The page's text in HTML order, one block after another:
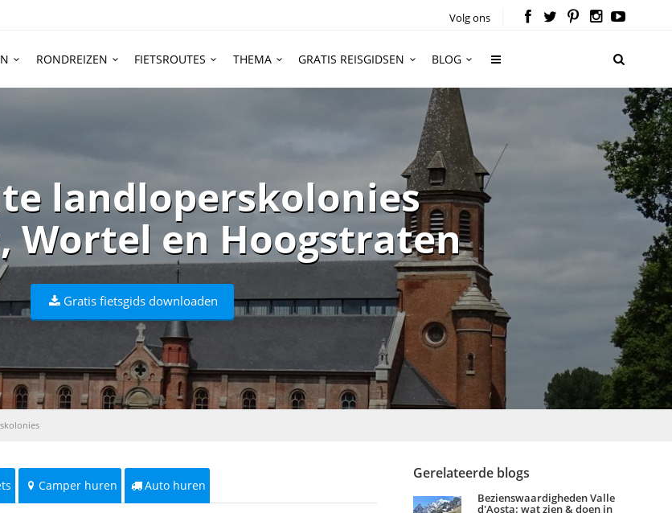
Volg ons
RONDREIZEN FIETSROUTES THEMA GRATIS REISGIDSEN BLOG
landloperskolonies
Wortel en Hoogstraten
Gratis fietsgids downloaden
Camper huren Auto huren
Gerelateerde blogs
Bezienswaardigheden Valle
d'Aosta: wat zien & doen in